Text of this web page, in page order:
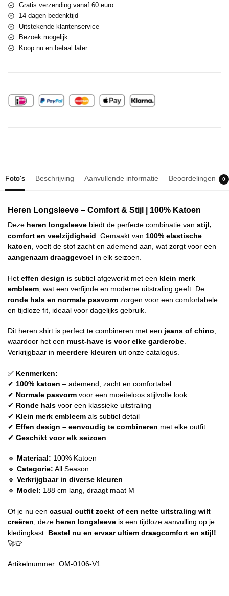
Gratis verzending vanaf 60 euro
14 dagen bedenktijd
Uitstekende klantenservice
Bezoek mogelijk
Koop nu en betaal later
Foto's Beschrijving Aanvullende informatie Beoordelingen 0
Heren Longsleeve – Comfort & Stijl | 100% Katoen
Deze heren longsleeve biedt de perfecte combinatie van stijl,
comfort en veelzijdigheid. Gemaakt van 100% elastische
katoen, voelt de stof zacht en ademend aan, wat zorgt voor een
aangenaam draaggevoel in elk seizoen.
Het effen design is subtiel afgewerkt met een klein merk
embleem , wat een verfijnde en moderne uitstraling geeft. De
ronde hals en normale pasvorm zorgen voor een comfortabele
en tijdloze fit, ideaal voor dagelijks gebruik.
Dit heren shirt is perfect te combineren met een jeans of chino,
waardoor het een must-have is voor elke garderobe.
Verkrijgbaar in meerdere kleuren uit onze catalogus.
✅ Kenmerken:
✔ 100% katoen – ademend, zacht en comfortabel
✔ Normale pasvorm voor een moeiteloos stijlvolle look
✔ Ronde hals voor een klassieke uitstraling
✔ Klein merk embleem als subtiel detail
✔ Effen design – eenvoudig te combineren met elke outfit
✔ Geschikt voor elk seizoen
🔹 Materiaal: 100% Katoen
🔹 Categorie: All Season
🔹 Verkrijgbaar in diverse kleuren
🔹 Model: 188 cm lang, draagt maat M
Of je nu een casual outfit zoekt of een nette uitstraling wilt
creëren , deze heren longsleeve is een tijdloze aanvulling op je
kledingkast. Bestel nu en ervaar ultiem draagcomfort en stijl!
🚀👕
Artikelnummer: OM-0106-V1